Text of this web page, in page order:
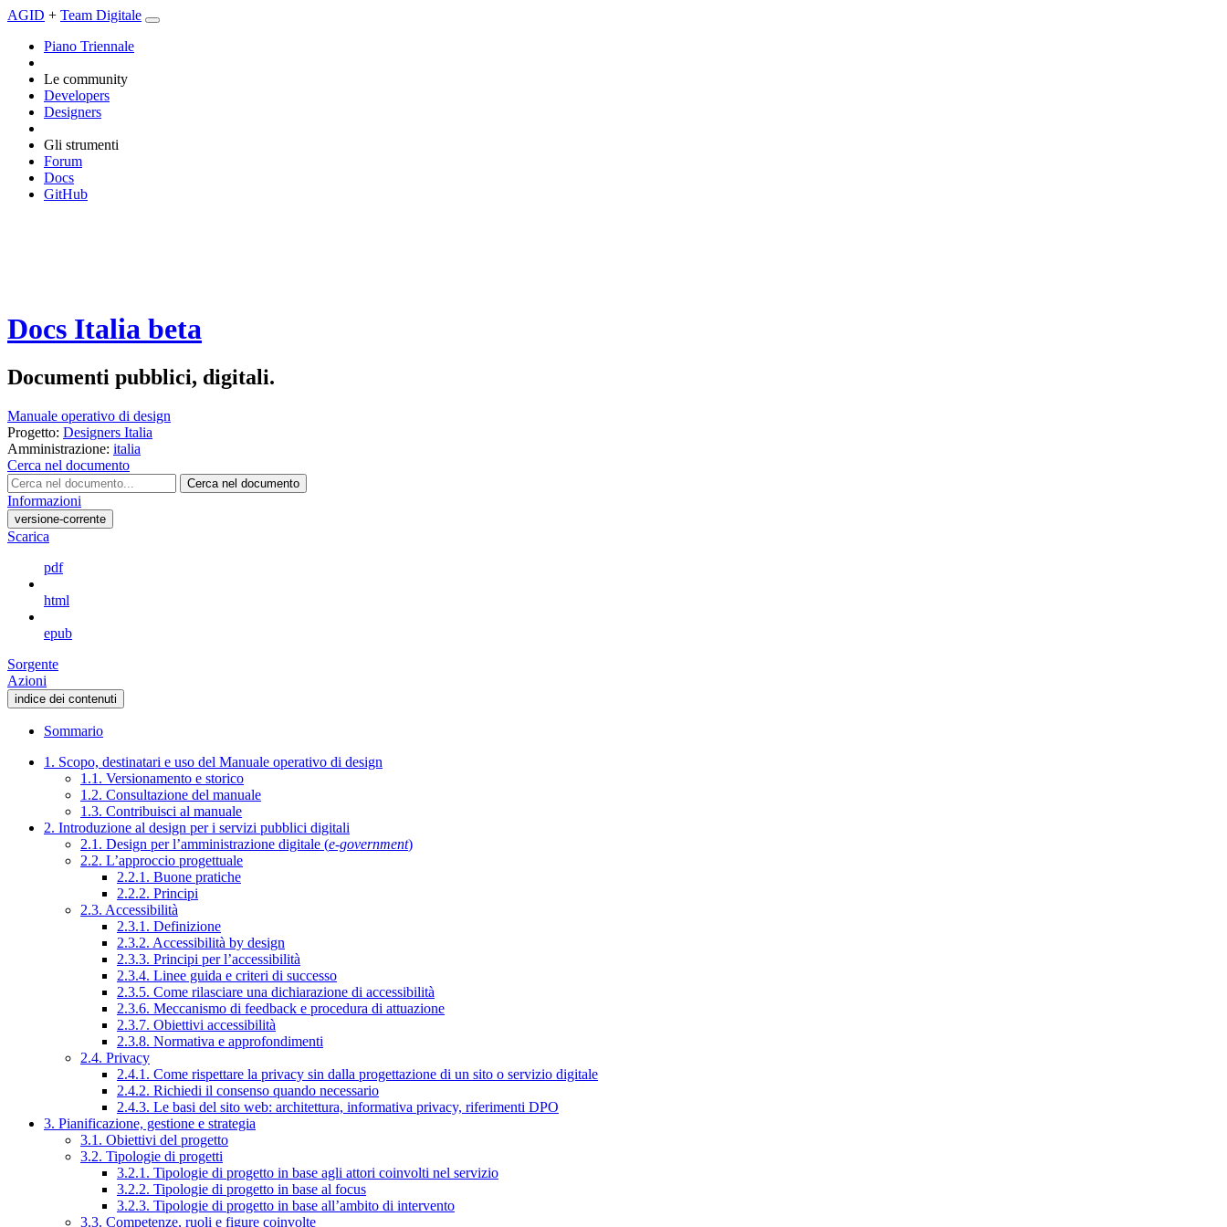
AGID + Team Digitale
Piano Triennale
Le community
Developers
Designers
Gli strumenti
Forum
Docs
GitHub
Docs Italia beta
Documenti pubblici, digitali.
Manuale operativo di design
Progetto: Designers Italia
Amministrazione: italia
Cerca nel documento
Cerca nel documento
Informazioni
versione-corrente
Scarica
pdf
html
epub
Sorgente
Azioni
indice dei contenuti
Sommario
1. Scopo, destinatari e uso del Manuale operativo di design
1.1. Versionamento e storico
1.2. Consultazione del manuale
1.3. Contribuisci al manuale
2. Introduzione al design per i servizi pubblici digitali
2.1. Design per l’amministrazione digitale (e-government)
2.2. L’approccio progettuale
2.2.1. Buone pratiche
2.2.2. Principi
2.3. Accessibilità
2.3.1. Definizione
2.3.2. Accessibilità by design
2.3.3. Principi per l’accessibilità
2.3.4. Linee guida e criteri di successo
2.3.5. Come rilasciare una dichiarazione di accessibilità
2.3.6. Meccanismo di feedback e procedura di attuazione
2.3.7. Obiettivi accessibilità
2.3.8. Normativa e approfondimenti
2.4. Privacy
2.4.1. Come rispettare la privacy sin dalla progettazione di un sito o servizio digitale
2.4.2. Richiedi il consenso quando necessario
2.4.3. Le basi del sito web: architettura, informativa privacy, riferimenti DPO
3. Pianificazione, gestione e strategia
3.1. Obiettivi del progetto
3.2. Tipologie di progetti
3.2.1. Tipologie di progetto in base agli attori coinvolti nel servizio
3.2.2. Tipologie di progetto in base al focus
3.2.3. Tipologie di progetto in base all’ambito di intervento
3.3. Competenze, ruoli e figure coinvolte